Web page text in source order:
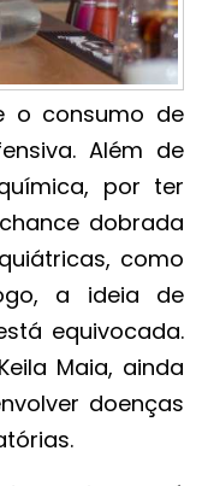
o consumo de
Além de
por ter
dobrada
como
a ideia de
equivocada.
Maia, ainda
doenças